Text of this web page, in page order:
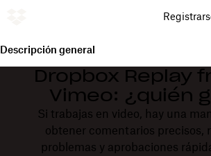
Descripción general
Dropbox Replay
Vimeo: ¿quién
Si trabajas en video, hay una
obtener comentarios precisos,
problemas y aprobaciones